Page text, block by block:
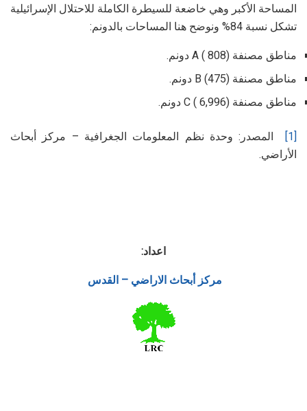
المساحة الأكبر وهي خاضعة للسيطرة الكاملة للاحتلال الإسرائيلية
تشكل نسبة 84% ونوضح هنا المساحات بالدونم:
مناطق مصنفة A ( 808) دونم.
مناطق مصنفة B (475) دونم.
مناطق مصنفة C ( 6,996) دونم.
المصدر: وحدة نظم المعلومات الجغرافية – مركز أبحاث
الأراضي.
اعداد:
مركز أبحاث الاراضي – القدس